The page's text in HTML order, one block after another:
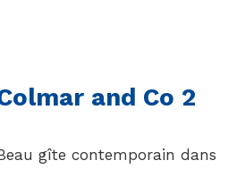
and Co 2
gîte contemporain dans